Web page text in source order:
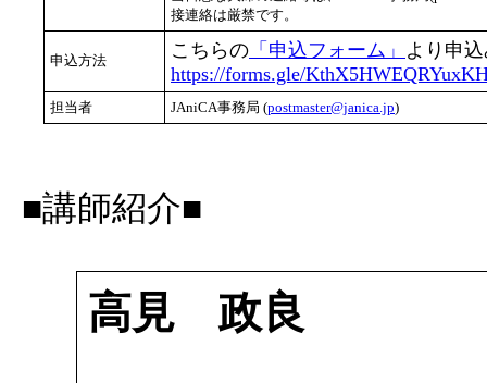
接連絡は厳禁です。
申込方法 こちらの 「申込フォーム」 より申
https://forms.gle/
担当者 JAniCA事務局 (postmaster@janica.jp)
■講師紹介■
高見 政良